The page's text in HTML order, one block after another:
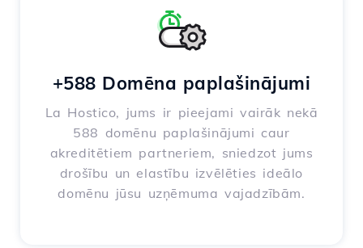
+588 Domēna paplašinājumi
La Hostico, jums ir pieejami vairāk nekā
588 domēnu paplašinājumi caur
akreditētiem partneriem, sniedzot jums
drošību un elastību izvēlēties ideālo
domēnu jūsu uzņēmuma vajadzībām.